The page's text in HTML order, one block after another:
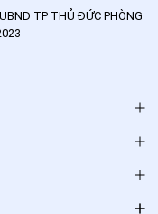
TP THỦ ĐỨC PHÒNG